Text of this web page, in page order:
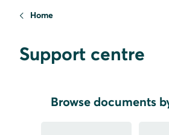
Home
Support centre
Browse documents